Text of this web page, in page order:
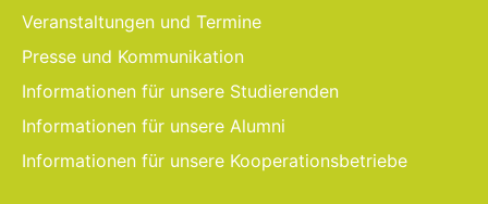
Veranstaltungen und Termine
Presse und Kommunikation
Informationen für unsere Studierenden
Informationen für unsere Alumni
Informationen für unsere Kooperationsbetriebe